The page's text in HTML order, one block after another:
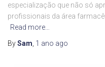
especialização que não só
profissionais da área
Read more…
BySam 1 ano ago